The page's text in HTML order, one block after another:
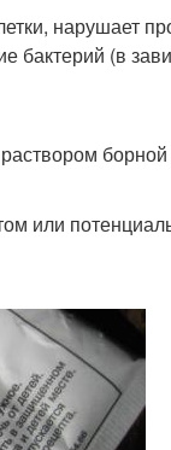
нарушает
бактерий (в
или